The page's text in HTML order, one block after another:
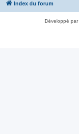
Index du forum
Développé par